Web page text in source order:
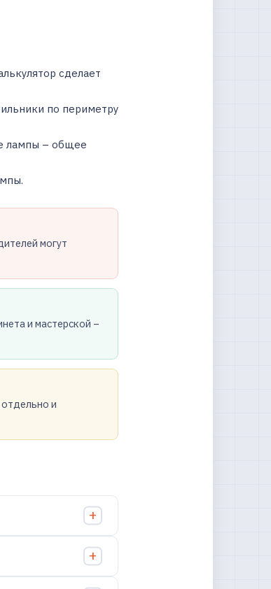
сделает
по периметру
лампы – общее
могут
и мастерской –
и